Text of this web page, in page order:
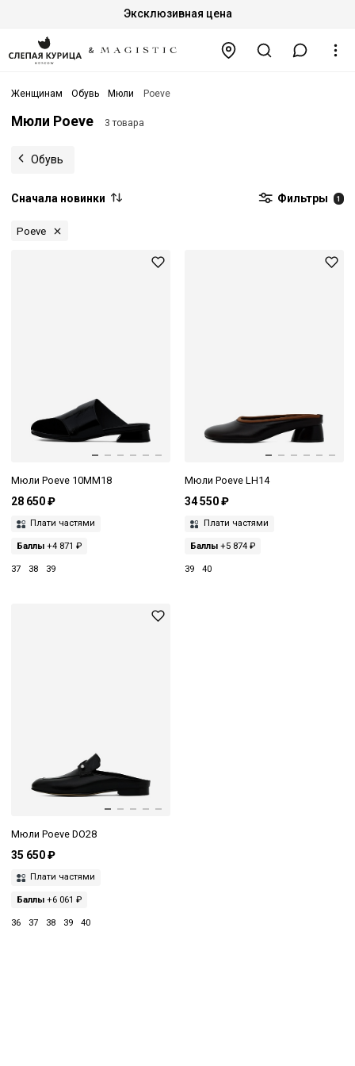
Эксклюзивная цена
Женщинам Обувь Мюли Poeve
Мюли Poeve 3 товара
Обувь
Сначала новинки Фильтры 1
Poeve
Мюли Poeve 10MM18
28 650 ₽
Плати частями
Баллы +4 871 ₽
37 38 39
Мюли Poeve LH14
34 550 ₽
Плати частями
Баллы+5 874 ₽
39 40
Мюли Poeve DO28
35 650 ₽
Плати частями
Баллы +6 061 ₽
36 37 38 39 40